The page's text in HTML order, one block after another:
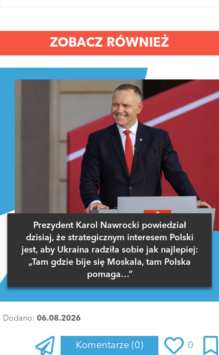
ZOBACZ RÓWNIEŻ
Prezydent Karol Nawrocki powiedział
dzisiaj, że strategicznym interesem Polski
jest, aby Ukraina radziła sobie jak najlepiej:
„Tam gdzie bije się Moskala, tam Polska
pomaga…”
Dodano: 06.08.2026
Komentarze (0) 0